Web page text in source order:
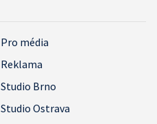
Pro média
Reklama
Studio Brno
Studio Ostrava